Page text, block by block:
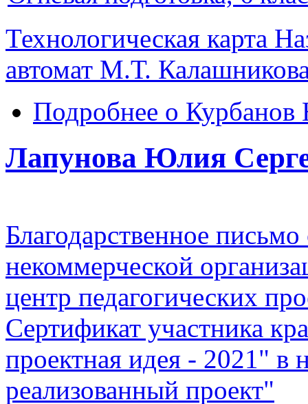
Технологическая карта
автомат М.Т.
Подробнее о Курбанов
Лапунова Юлия
Благодарственное
некоммерческой
центр педагогических
Сертификат участника
проектная идея - 2021"
реализованный проект"